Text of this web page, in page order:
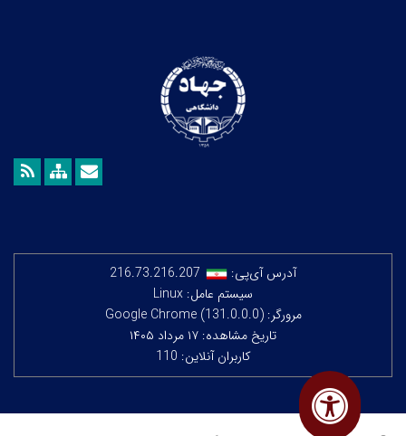
آدرس آی‌پی:
216.73.216.207
سیستم عامل: Linux
مرورگر: Google Chrome (131.0.0.0)
تاریخ مشاهده: ۱۷ مرداد ۱۴۰۵
کاربران آنلاین: 110